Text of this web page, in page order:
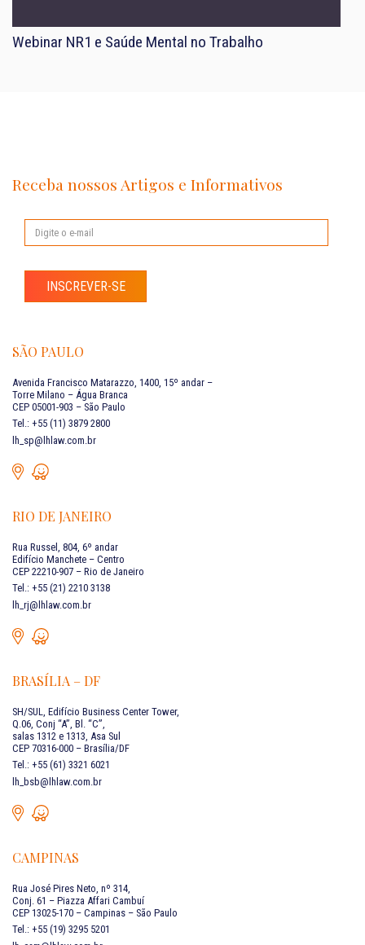
Webinar NR1 e Saúde Mental no Trabalho
Receba nossos Artigos e Informativos
INSCREVER-SE
SÃO PAULO
Avenida Francisco Matarazzo, 1400, 15º andar –
Torre Milano – Água Branca
CEP 05001-903 – São Paulo
Tel.: +55 (11) 3879 2800
lh_sp@lhlaw.com.br
RIO DE JANEIRO
Rua Russel, 804, 6º andar
Edifício Manchete – Centro
CEP 22210-907 – Rio de Janeiro
Tel.: +55 (21) 2210 3138
lh_rj@lhlaw.com.br
BRASÍLIA – DF
SH/SUL, Edifício Business Center Tower,
Q.06, Conj “A”, Bl. “C”,
salas 1312 e 1313, Asa Sul
CEP 70316-000 – Brasília/DF
Tel.: +55 (61) 3321 6021
lh_bsb@lhlaw.com.br
CAMPINAS
Rua José Pires Neto, nº 314,
Conj. 61 – Piazza Affari Cambuí
CEP 13025-170 – Campinas – São Paulo
Tel.: +55 (19) 3295 5201